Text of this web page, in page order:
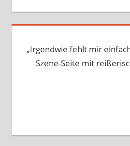
„Irgendwie fehlt mir
Szene-Seite mit